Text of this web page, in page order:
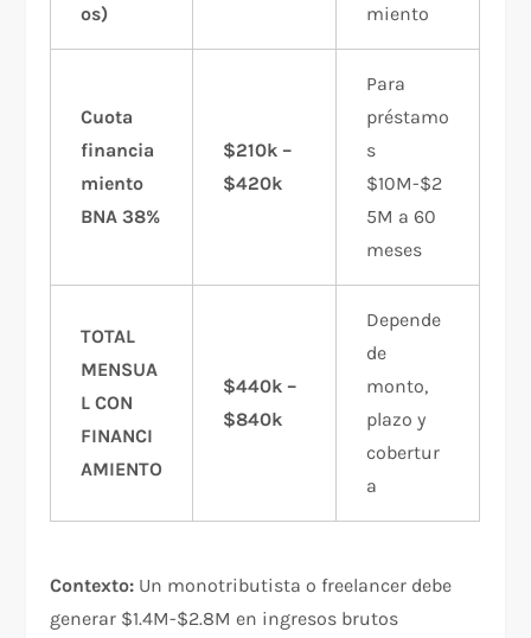
os)
miento
Cuota
financia
miento
BNA 38%
$210k –
$420k
Para
préstamo
s
$10M-$2
5M a 60
meses
TOTAL
MENSUA
L CON
FINANCI
AMIENTO
$440k –
$840k
Depende
de
monto,
plazo y
cobertur
a
Contexto: Un monotributista o freelancer debe
generar $1.4M-$2.8M en ingresos brutos